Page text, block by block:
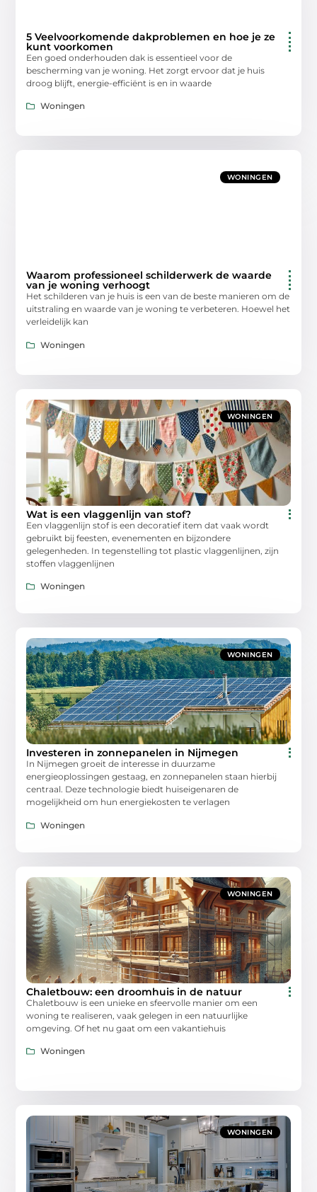
5 Veelvoorkomende dakproblemen en hoe je ze
kunt voorkomen
Een goed onderhouden dak is essentieel voor de
bescherming van je woning. Het zorgt ervoor dat je huis
droog blijft, energie-efficiënt is en in waarde
Woningen
WONINGEN
Waarom professioneel schilderwerk de waarde
van je woning verhoogt
Het schilderen van je huis is een van de beste manieren om de
uitstraling en waarde van je woning te verbeteren. Hoewel het
verleidelijk kan
Woningen
WONINGEN
Wat is een vlaggenlijn van stof?
Een vlaggenlijn stof is een decoratief item dat vaak wordt
gebruikt bij feesten, evenementen en bijzondere
gelegenheden. In tegenstelling tot plastic vlaggenlijnen, zijn
stoffen vlaggenlijnen
Woningen
WONINGEN
Investeren in zonnepanelen in Nijmegen
In Nijmegen groeit de interesse in duurzame
energieoplossingen gestaag, en zonnepanelen staan hierbij
centraal. Deze technologie biedt huiseigenaren de
mogelijkheid om hun energiekosten te verlagen
Woningen
WONINGEN
Chaletbouw: een droomhuis in de natuur
Chaletbouw is een unieke en sfeervolle manier om een
woning te realiseren, vaak gelegen in een natuurlijke
omgeving. Of het nu gaat om een vakantiehuis
Woningen
WONINGEN